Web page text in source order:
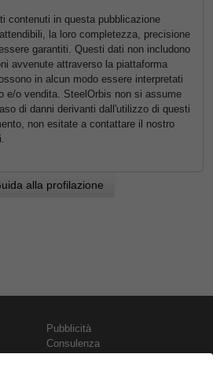
contenuti in questa pubblicazione
la loro completezza, precisione
garantiti. Questi dati non includono
avvenute attraverso la piattaforma
in alcun modo essere interpretati
e/o vendita. SteelOrbis non si assume
di danni derivanti dall'utilizzo di questi
non esitate a contattare il nostro
alla profilazione
Pubblicità
Consulenza